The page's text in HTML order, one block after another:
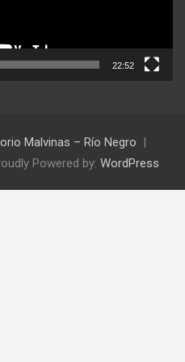
22:52
Malvinas – Río Negro
Powered by: WordPress